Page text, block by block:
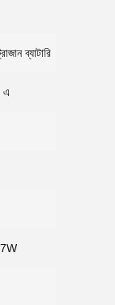
ব্যাটারি
এ